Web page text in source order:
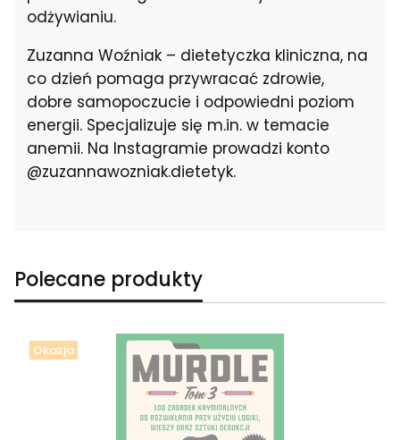
odżywianiu.
Zuzanna Woźniak – dietetyczka kliniczna, na
co dzień pomaga przywracać zdrowie,
dobre samopoczucie i odpowiedni poziom
energii. Specjalizuje się m.in. w temacie
anemii. Na Instagramie prowadzi konto
@zuzannawozniak.dietetyk.
Polecane produkty
Okazja